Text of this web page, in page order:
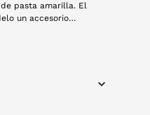
pasta amarilla. El
un accesorio